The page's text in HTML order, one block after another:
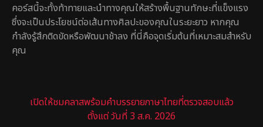
คอร์สนี้จะทั้งท้าทายและนำทางคุณให้สร้างพื้นฐานทักษะที่แข็งแรง
ซึ่งจะเป็นประโยชน์ต่อเส้นทางศิลปะของคุณในระยะยาว หากคุณ
กำลังรู้สึกติดขัดหรือพัฒนาช้าลง ที่นี่คือจุดเริ่มต้นที่เหมาะสมสำหรับ
คุณ
เปิดให้ชมคลาสพร้อมคำบรรยายภาษาไทยที่ตรวจสอบแล้ว
ตั้งแต่ วันที่ 3 ส.ค. 2026